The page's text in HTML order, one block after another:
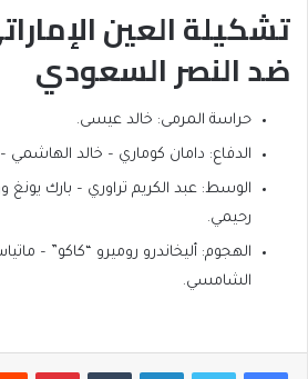
تشكيلة العين
ضد النصر السعودي
حراسة المرمى: خالد عيسى.
الدفاع: دامان كوماري – خالد الهاشمي
الوسط: عبد الكريم تراوري – بارك
رحيمي.
الهجوم: أليخاندرو روميرو “كاكو” –
الشامسي.
فيسبوكتويتر لينكدإن